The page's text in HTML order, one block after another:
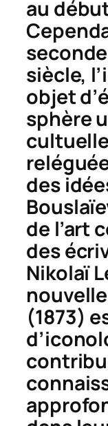
au
siècle,
objet
sphère
des
de l’art
des
Nikolaï
nouvelle
(1873)